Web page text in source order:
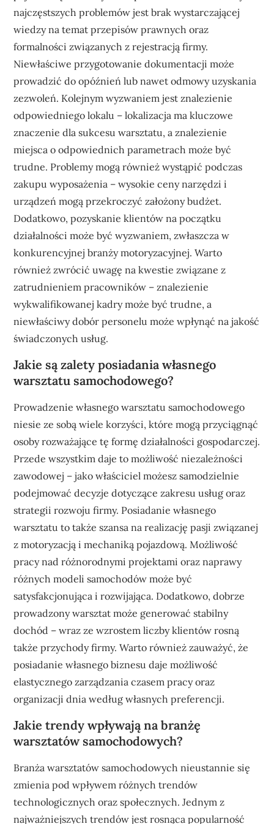
najczęstszych problemów jest brak wystarczającej
wiedzy na temat przepisów prawnych oraz
formalności związanych z rejestracją firmy.
Niewłaściwe przygotowanie dokumentacji może
prowadzić do opóźnień lub nawet odmowy uzyskania
zezwoleń. Kolejnym wyzwaniem jest znalezienie
odpowiedniego lokalu – lokalizacja ma kluczowe
znaczenie dla sukcesu warsztatu, a znalezienie
miejsca o odpowiednich parametrach może być
trudne. Problemy mogą również wystąpić podczas
zakupu wyposażenia – wysokie ceny narzędzi i
urządzeń mogą przekroczyć założony budżet.
Dodatkowo, pozyskanie klientów na początku
działalności może być wyzwaniem, zwłaszcza w
konkurencyjnej branży motoryzacyjnej. Warto
również zwrócić uwagę na kwestie związane z
zatrudnieniem pracowników – znalezienie
wykwalifikowanej kadry może być trudne, a
niewłaściwy dobór personelu może wpłynąć na jakość
świadczonych usług.
Jakie są zalety posiadania własnego
warsztatu samochodowego?
Prowadzenie własnego warsztatu samochodowego
niesie ze sobą wiele korzyści, które mogą przyciągnąć
osoby rozważające tę formę działalności gospodarczej.
Przede wszystkim daje to możliwość niezależności
zawodowej – jako właściciel możesz samodzielnie
podejmować decyzje dotyczące zakresu usług oraz
strategii rozwoju firmy. Posiadanie własnego
warsztatu to także szansa na realizację pasji związanej
z motoryzacją i mechaniką pojazdową. Możliwość
pracy nad różnorodnymi projektami oraz naprawy
różnych modeli samochodów może być
satysfakcjonująca i rozwijająca. Dodatkowo, dobrze
prowadzony warsztat może generować stabilny
dochód – wraz ze wzrostem liczby klientów rosną
także przychody firmy. Warto również zauważyć, że
posiadanie własnego biznesu daje możliwość
elastycznego zarządzania czasem pracy oraz
organizacji dnia według własnych preferencji.
Jakie trendy wpływają na branżę
warsztatów samochodowych?
Branża warsztatów samochodowych nieustannie się
zmienia pod wpływem różnych trendów
technologicznych oraz społecznych. Jednym z
najważniejszych trendów jest rosnąca popularność